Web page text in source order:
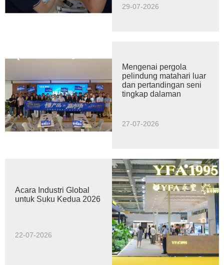
29-07-2026
Mengenai pergola
pelindung matahari luar
dan pertandingan seni
tingkap dalaman
27-07-2026
Acara Industri Global
untuk Suku Kedua 2026
22-07-2026